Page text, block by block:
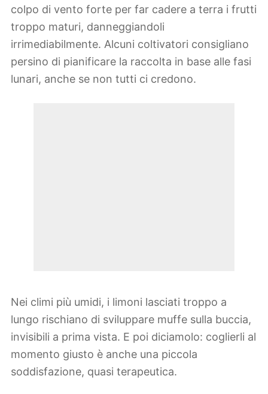
colpo di vento forte per far cadere a terra i frutti
troppo maturi, danneggiandoli
irrimediabilmente. Alcuni coltivatori consigliano
persino di pianificare la raccolta in base alle fasi
lunari, anche se non tutti ci credono.
Nei climi più umidi, i limoni lasciati troppo a
lungo rischiano di sviluppare muffe sulla buccia,
invisibili a prima vista. E poi diciamolo: coglierli al
momento giusto è anche una piccola
soddisfazione, quasi terapeutica.